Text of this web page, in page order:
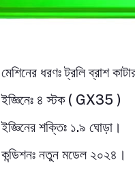
মেশিনের ধরণঃ ট্রলি ব্রাশ
ইজ্ঞিনেঃ ৪ স্টক ( GX35 )
ইজ্ঞিনের শক্তিঃ ১.৯ ঘোড়া।
কন্ডিশনঃ নতুন মডেল ২০২৪।